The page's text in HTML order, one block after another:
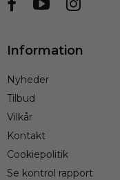
Information
Nyheder
Tilbud
Vilkår
Kontakt
Cookiepolitik
Se kontrol rapport